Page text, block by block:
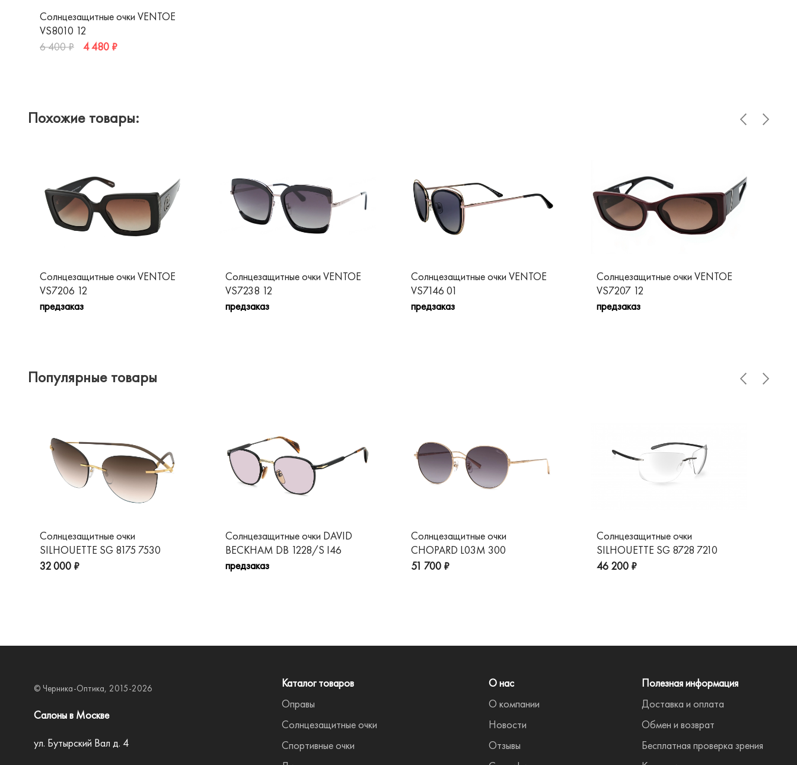
Солнцезащитные очки VENTOE
VS8010 12
6 400 ₽
4 480 ₽
Похожие товары:
Солнцезащитные очки VENTOE
VS7206 12
предзаказ
Солнцезащитные очки VENTOE
VS7238 12
предзаказ
Солнцезащитные очки VENTOE
VS7146 01
предзаказ
Солнцезащитные очки VENTOE
VS7207 12
предзаказ
Популярные товары
Солнцезащитные очки
SILHOUETTE SG 8175 7530
32 000 ₽
Солнцезащитные очки DAVID
BECKHAM DB 1228/S I46
предзаказ
Солнцезащитные очки
CHOPARD L03M 300
51 700 ₽
Солнцезащитные очки
SILHOUETTE SG 8728 7210
46 200 ₽
© Черника-Оптика, 2015-2026
Салоны в Москве
ул. Бутырский Вал д. 4
Каталог товаров
Оправы
Солнцезащитные очки
Спортивные очки
О нас
О компании
Новости
Отзывы
Полезная информация
Доставка и оплата
Обмен и возврат
Бесплатная проверка зрения